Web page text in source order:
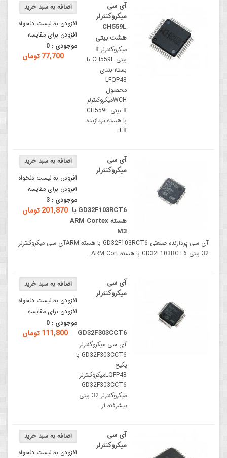
افزودن به لیست دلخواه
افزودن برای مقایسه
موجودی : 0
77,700 تومان
آی سی
میکروکنترلر
CH559L
هشت بیتی
میکروکنترلر 8
بیتی CH559L با
بسته بندی
LFQP48
محصول
WCHمیکروکنترلر
8 بیتی CH559L
با هسته پردازنده
E8..
افزودن به لیست دلخواه
افزودن برای مقایسه
موجودی : 3
201,870 تومان
آی سی
میکروکنترلر
GD32F103RCT6 با
هسته ARM Cortex
M3
آی سی پردازنده صنعتی GD32F103RCT6 با هسته ARMآی سی میکروکنترلر
32 بیتی GD32F103RCT6 با هسته ARM Cort..
افزودن به لیست دلخواه
افزودن برای مقایسه
موجودی : 0
111,800 تومان
آی سی
میکروکنترلر
GD32F303CCT6
آی سی میکروکنترلر
GD32F303CCT6 با
پکیج
LQFP48میکروکنترلر
GD32F303CCT6
میکروکنترلر 32 بیتی
پیشرفته از..
افزودن به لیست دلخواه
آی سی
میکروکنترلر